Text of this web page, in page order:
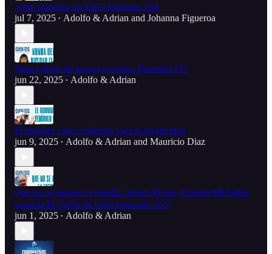
¿Qué significa ser ESG? Episodio 258
jul 7, 2025 • Adolfo & Adrian and Johanna Figueroa
Nunca dejes de buscar el cómo. Episodio 257
jun 22, 2025 • Adolfo & Adrian
El running como vehículo para la creatividad
jun 9, 2025 • Adolfo & Adrian and Mauricio Diaz
Que no se apague la estrella. Arturo Rivera, Estrella Michellin,
taquería El Califa de León [episodio 255]
jun 1, 2025 • Adolfo & Adrian